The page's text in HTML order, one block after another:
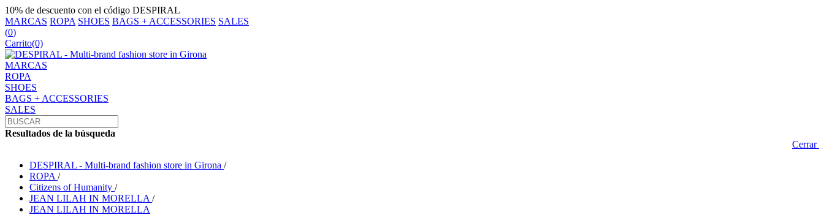
10% de descuento con el código DESPIRAL
MARCAS ROPA SHOES BAGS + ACCESSORIES SALES
(0)
Carrito(0)
MARCAS
ROPA
SHOES
BAGS + ACCESSORIES
SALES
Resultados de la búsqueda
Cerrar
DESPIRAL - Multi-brand fashion store in Girona /
ROPA /
Citizens of Humanity /
JEAN LILAH IN MORELLA /
JEAN LILAH IN MORELLA